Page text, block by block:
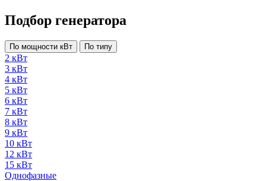
Подбор генератора
По мощности кВт По типу
2 кВт
3 кВт
4 кВт
5 кВт
6 кВт
7 кВт
8 кВт
9 кВт
10 кВт
12 кВт
15 кВт
Однофазные